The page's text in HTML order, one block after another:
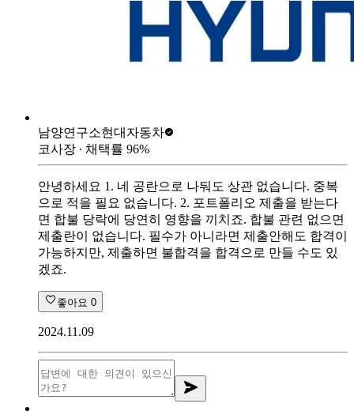
남양연구소현대자동차
코사장 ∙ 채택률 96%
안녕하세요 1. 네 공란으로 나둬도 상관 없습니다. 중복
으로 적을 필요 없습니다. 2. 포트폴리오 제출을 받는다
면 합불 당락에 당연히 영향을 끼치죠. 합불 관련 없으면
제출란이 없습니다. 필수가 아니라면 제출안해도 합격이
가능하지만, 제출하면 불합격을 합격으로 만들 수도 있
겠죠.
좋아요 0
2024.11.09